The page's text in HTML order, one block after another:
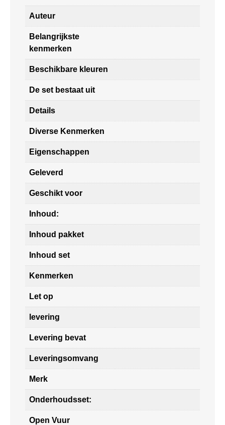
Auteur
Belangrijkste
kenmerken
Beschikbare kleuren
De set bestaat uit
Details
Diverse Kenmerken
Eigenschappen
Geleverd
Geschikt voor
Inhoud:
Inhoud pakket
Inhoud set
Kenmerken
Let op
levering
Levering bevat
Leveringsomvang
Merk
Onderhoudsset:
Open Vuur